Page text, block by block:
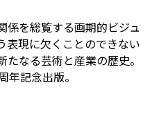
係を総覧する画期的ビジュ
表現に欠くことのできない
なる芸術と産業の歴史。
年記念出版。